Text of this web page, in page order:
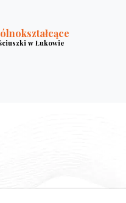
w Łukowie